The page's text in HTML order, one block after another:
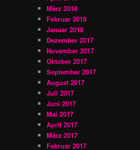
März 2018
Februar 2018
Januar 2018
Dezember 2017
November 2017
Oktober 2017
September 2017
August 2017
Juli 2017
Juni 2017
Mai 2017
April 2017
März 2017
Februar 2017